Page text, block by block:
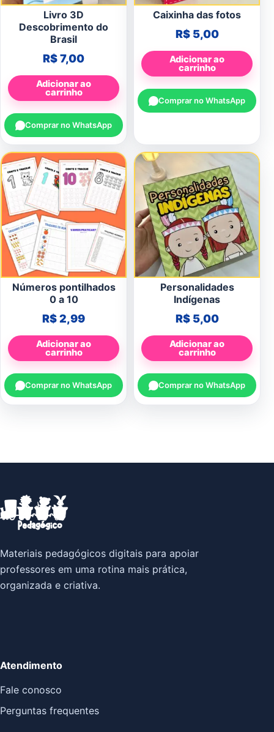
Livro 3D
Descobrimento do
Brasil
R$7,00
Adicionar ao
carrinho
Comprar no WhatsApp
Caixinha das fotos
R$5,00
Adicionar ao
carrinho
Comprar no WhatsApp
Números pontilhados
0 a 10
R$2,99
Adicionar ao
carrinho
Comprar no WhatsApp
Personalidades
Indígenas
R$5,00
Adicionar ao
carrinho
Comprar no WhatsApp
Materiais pedagógicos digitais para apoiar
professores em uma rotina mais prática,
organizada e criativa.
Atendimento
Fale conosco
Perguntas frequentes